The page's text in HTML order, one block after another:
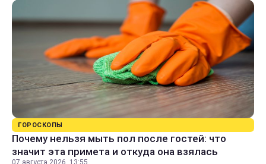
ГОРОСКОПЫ
Почему нельзя мыть пол после гостей: что
значит эта примета и откуда она взялась
07 августа 2026, 13:55